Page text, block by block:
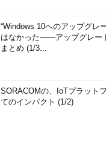
“Windows 10へのアップグレ
はなかった――アップグレー
まとめ (1/3...
SORACOMの、IoTプラット
てのインパクト (1/2)